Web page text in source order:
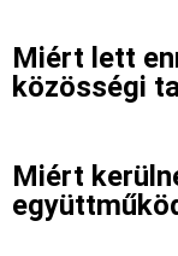
Miért lett
közösségi
Miért